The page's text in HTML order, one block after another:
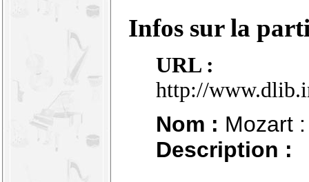
Infos sur la
URL :
http://
Nom : Mozart
Description :